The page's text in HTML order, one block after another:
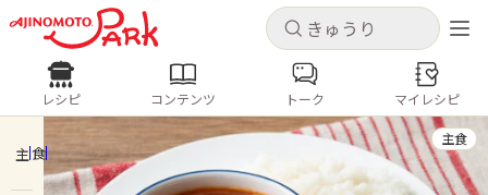
キャンセル
ログインするとレシピを保存できます
ログイン 新規登録
キャンセル
レシピ コンテンツ
レシピ コンテンツ トーク マイレシピ
主食
主食